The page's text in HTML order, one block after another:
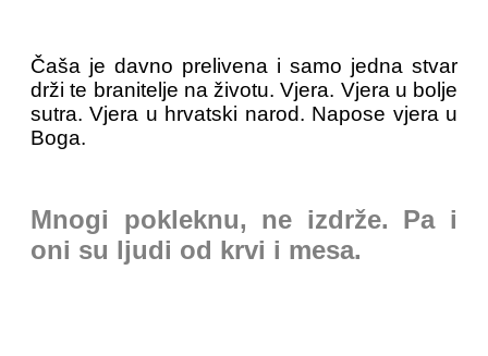
Čaša je davno prelivena i samo jedna stvar
drži te branitelje na životu. Vjera. Vjera u bolje
sutra. Vjera u hrvatski narod. Napose vjera u
Boga.
Mnogi pokleknu, ne izdrže. Pa i
oni su ljudi od krvi i mesa.